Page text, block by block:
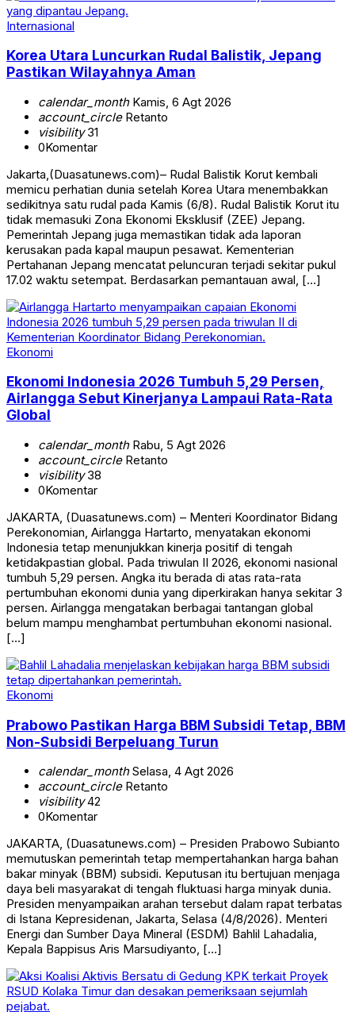
Internasional
Korea Utara Luncurkan Rudal Balistik, Jepang
Pastikan Wilayahnya Aman
calendar_monthKamis, 6 Agt 2026
account_circleRetanto
visibility31
0Komentar
Jakarta,(Duasatunews.com)– Rudal Balistik Korut kembali
memicu perhatian dunia setelah Korea Utara menembakkan
sedikitnya satu rudal pada Kamis (6/8). Rudal Balistik Korut itu
tidak memasuki Zona Ekonomi Eksklusif (ZEE) Jepang.
Pemerintah Jepang juga memastikan tidak ada laporan
kerusakan pada kapal maupun pesawat. Kementerian
Pertahanan Jepang mencatat peluncuran terjadi sekitar pukul
17.02 waktu setempat. Berdasarkan pemantauan awal, […]
Ekonomi
Ekonomi Indonesia 2026 Tumbuh 5,29 Persen,
Airlangga Sebut Kinerjanya Lampaui Rata-Rata
Global
calendar_monthRabu, 5 Agt 2026
account_circleRetanto
visibility38
0Komentar
JAKARTA, (Duasatunews.com) – Menteri Koordinator Bidang
Perekonomian, Airlangga Hartarto, menyatakan ekonomi
Indonesia tetap menunjukkan kinerja positif di tengah
ketidakpastian global. Pada triwulan II 2026, ekonomi nasional
tumbuh 5,29 persen. Angka itu berada di atas rata-rata
pertumbuhan ekonomi dunia yang diperkirakan hanya sekitar 3
persen. Airlangga mengatakan berbagai tantangan global
belum mampu menghambat pertumbuhan ekonomi nasional.
[…]
Ekonomi
Prabowo Pastikan Harga BBM Subsidi Tetap, BBM
Non-Subsidi Berpeluang Turun
calendar_monthSelasa, 4 Agt 2026
account_circleRetanto
visibility42
0Komentar
JAKARTA, (Duasatunews.com) – Presiden Prabowo Subianto
memutuskan pemerintah tetap mempertahankan harga bahan
bakar minyak (BBM) subsidi. Keputusan itu bertujuan menjaga
daya beli masyarakat di tengah fluktuasi harga minyak dunia.
Presiden menyampaikan arahan tersebut dalam rapat terbatas
di Istana Kepresidenan, Jakarta, Selasa (4/8/2026). Menteri
Energi dan Sumber Daya Mineral (ESDM) Bahlil Lahadalia,
Kepala Bappisus Aris Marsudiyanto, […]